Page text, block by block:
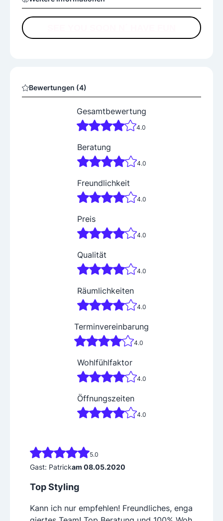
Bewertungen (4)
Gesamtbewertung
4.0
Beratung
4.0
Freundlichkeit
4.0
Preis
4.0
Qualität
4.0
Räumlichkeiten
4.0
Terminvereinbarung
4.0
Wohlfühlfaktor
4.0
Öffnungszeiten
4.0
5.0
Gast: Patrickam 08.05.2020
Top Styling
Kann ich nur empfehlen! Freundliches, enga